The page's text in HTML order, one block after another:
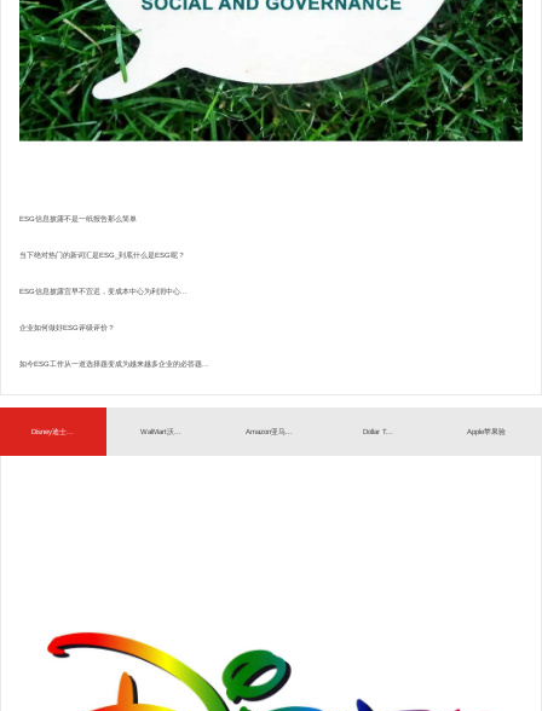
ESG信息披露不是一纸报告那么简单
当下绝对热门的新词汇是ESG_到底什么是ESG呢？
ESG信息披露宜早不宜迟，变成本中心为利润中心...
企业如何做好ESG评级评价？
如今ESG工作从一道选择题变成为越来越多企业的必答题...
Disney迪士... WalMart沃... Amazon亚马... Dollar T... Apple苹果验